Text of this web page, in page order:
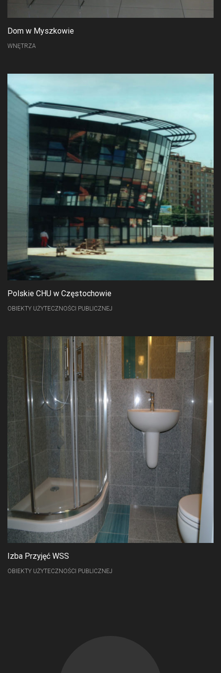
Dom w Myszkowie
WNĘTRZA
Polskie CHU w Częstochowie
OBIEKTY UŻYTECZNOŚCI PUBLICZNEJ
Izba Przyjęć WSS
OBIEKTY UŻYTECZNOŚCI PUBLICZNEJ